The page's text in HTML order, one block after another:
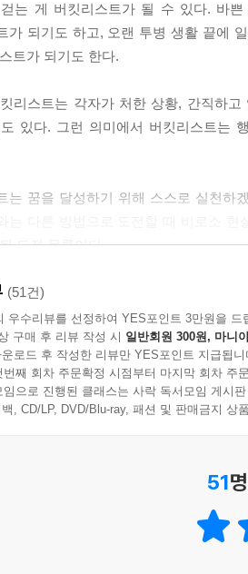
는 게 버킷리스트가 될 수 있다. 바
가 되기도 하고, 오랜 투병 생활 끝에
트가 되기도 한다.
리스트는 각자가 처한 상황, 간직하
있다. 그런 의미에서 버킷리스트는
는 꿈을 달성하기 위해 스스로 실천하
도전 목록이다.
음집이다. 나아가 버킷리스트는 그
는 하고 싶은 일을 추가하는 ‘플러스 리
은 자신과의 약속
봉된 잭 니콜슨과 모건 프리먼 주연
35명의 버킷리스트와 15년 후의 결과
릭병 청년 이야기, 시한부 인생이라는
(51건)
우수리뷰를 선정하여 YES포인트 3만원을 드
구매 후 리뷰 작성 시 일반회원 300원, 마니
로드 후 작성한 리뷰만 YES포인트 지급됩니
번째 회차 주문확정 시점부터 마지막 회차 주
임으로 진행된 클래스는 사락 독서모임 게시
, CD/LP, DVD/Blu-ray, 패션 및 판매금지 상
51